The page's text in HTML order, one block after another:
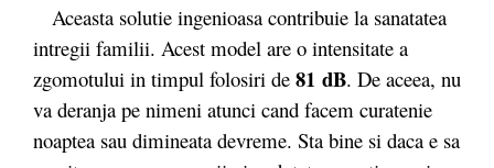
Aceasta solutie ingenioasa contribuie la sanatatea
intregii familii. Acest model are o intensitate a
zgomotului in timpul folosiri de 81 dB. De aceea, nu
va deranja pe nimeni atunci cand facem curatenie
noaptea sau dimineata devreme. Sta bine si daca e sa